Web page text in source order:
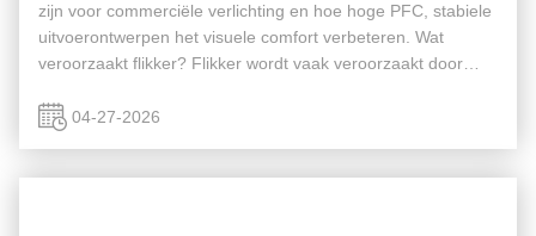
zijn voor commerciële verlichting en hoe hoge PFC, stabiele
uitvoerontwerpen het visuele comfort verbeteren. Wat
veroorzaakt flikker? Flikker wordt vaak veroorzaakt door
Voordelen van ...
04-27-2026